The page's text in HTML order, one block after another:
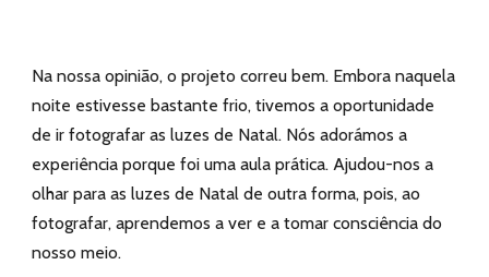
Na nossa opinião, o projeto correu bem. Embora naquela
noite estivesse bastante frio, tivemos a oportunidade
de ir fotografar as luzes de Natal. Nós adorámos a
experiência porque foi uma aula prática. Ajudou-nos a
olhar para as luzes de Natal de outra forma, pois, ao
fotografar, aprendemos a ver e a tomar consciência do
nosso meio.